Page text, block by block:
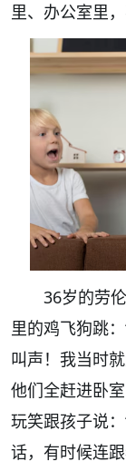
里、办公室里
36岁的劳
里的鸡飞狗跳
叫声！我当时
他们全赶进卧
玩笑跟孩子说
话，有时候连